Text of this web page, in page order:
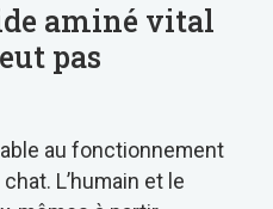
aminé vital
pas
au fonctionnement
L’humain et le